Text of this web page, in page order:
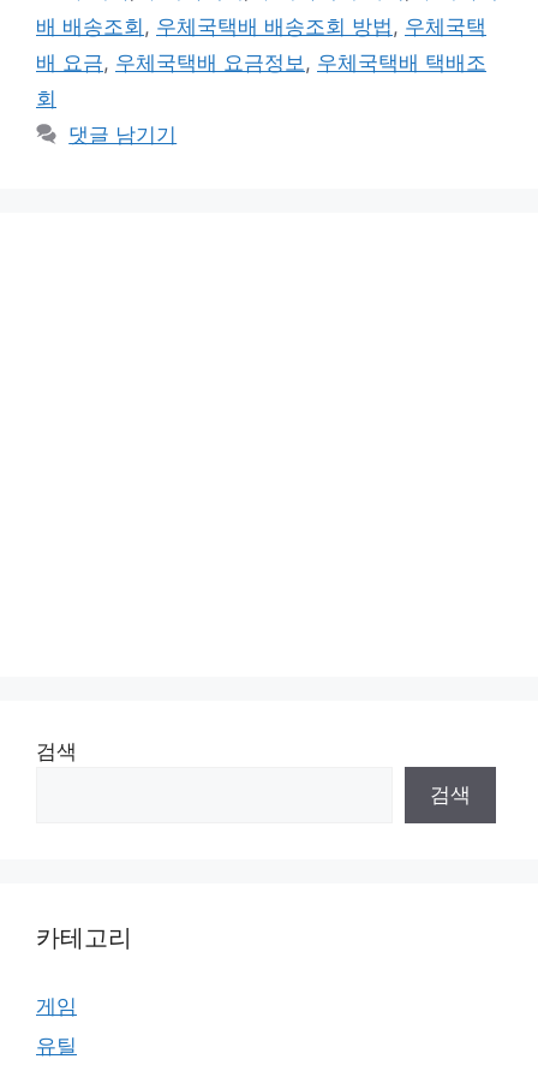
고
리
그
배 배송조회 , 우체국택배 배송조회 방법 , 우체국택
배 요금, 우체국택배 요금정보 , 우체국택배 택배조
회
댓글 남기기
검색
검색
카테고리
게임
유틸